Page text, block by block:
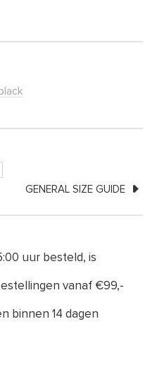
black
GENERAL SIZE GUIDE
uur besteld, is
vanaf €99,-
binnen 14 dagen